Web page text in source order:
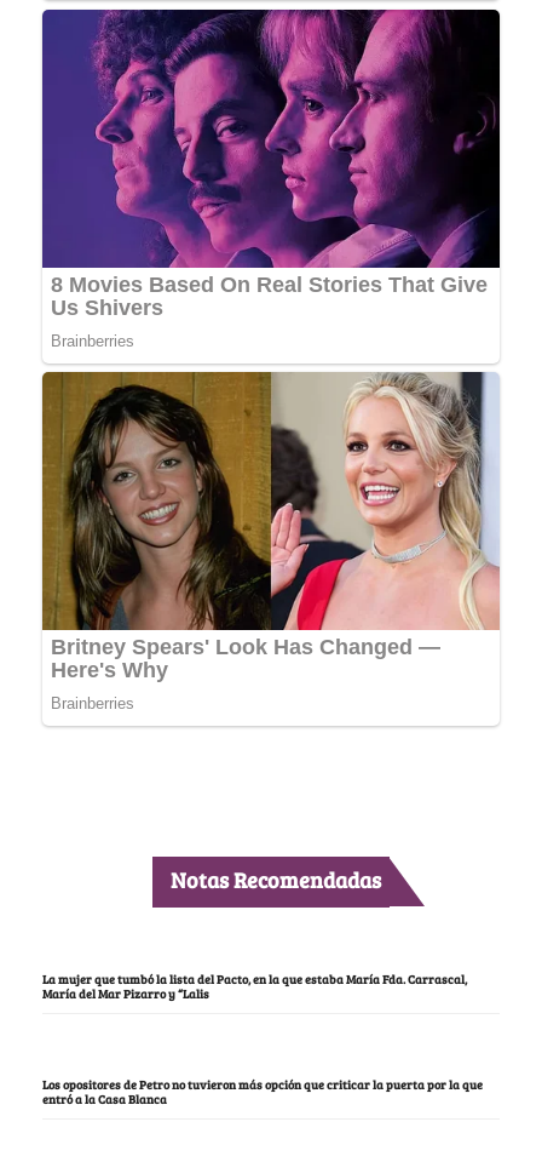
Notas Recomendadas
La mujer que tumbó la lista del Pacto, en la que estaba María Fda. Carrascal,
María del Mar Pizarro y “Lalis
Los opositores de Petro no tuvieron más opción que criticar la puerta por la que
entró a la Casa Blanca